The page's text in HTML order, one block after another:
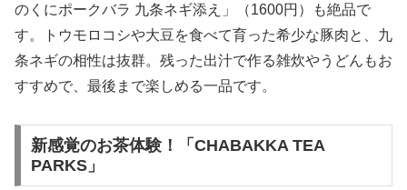
のくにポークバラ 九条ネギ添え」（1600円）も絶品で
す。トウモロコシや大豆を食べて育った希少な豚肉と、九
条ネギの相性は抜群。残った出汁で作る雑炊やうどんもお
すすめで、最後まで楽しめる一品です。
新感覚のお茶体験！「CHABAKKA TEA
PARKS」